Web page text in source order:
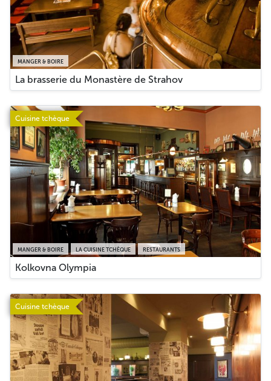
MANGER & BOIRE
La brasserie du Monastère de Strahov
Cuisine tchèque
MANGER & BOIRE LA CUISINE TCHÈQUE RESTAURANTS
Kolkovna Olympia
Cuisine tchèque